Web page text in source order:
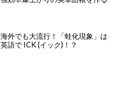
海外でも大流行！「蛙化現象」は
英語で ICK (イック)！？